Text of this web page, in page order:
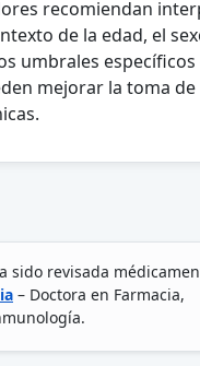
recomiendan
de la edad, el
umbrales específicos
mejorar la toma de
sido revisada
– Doctora en Farmacia,